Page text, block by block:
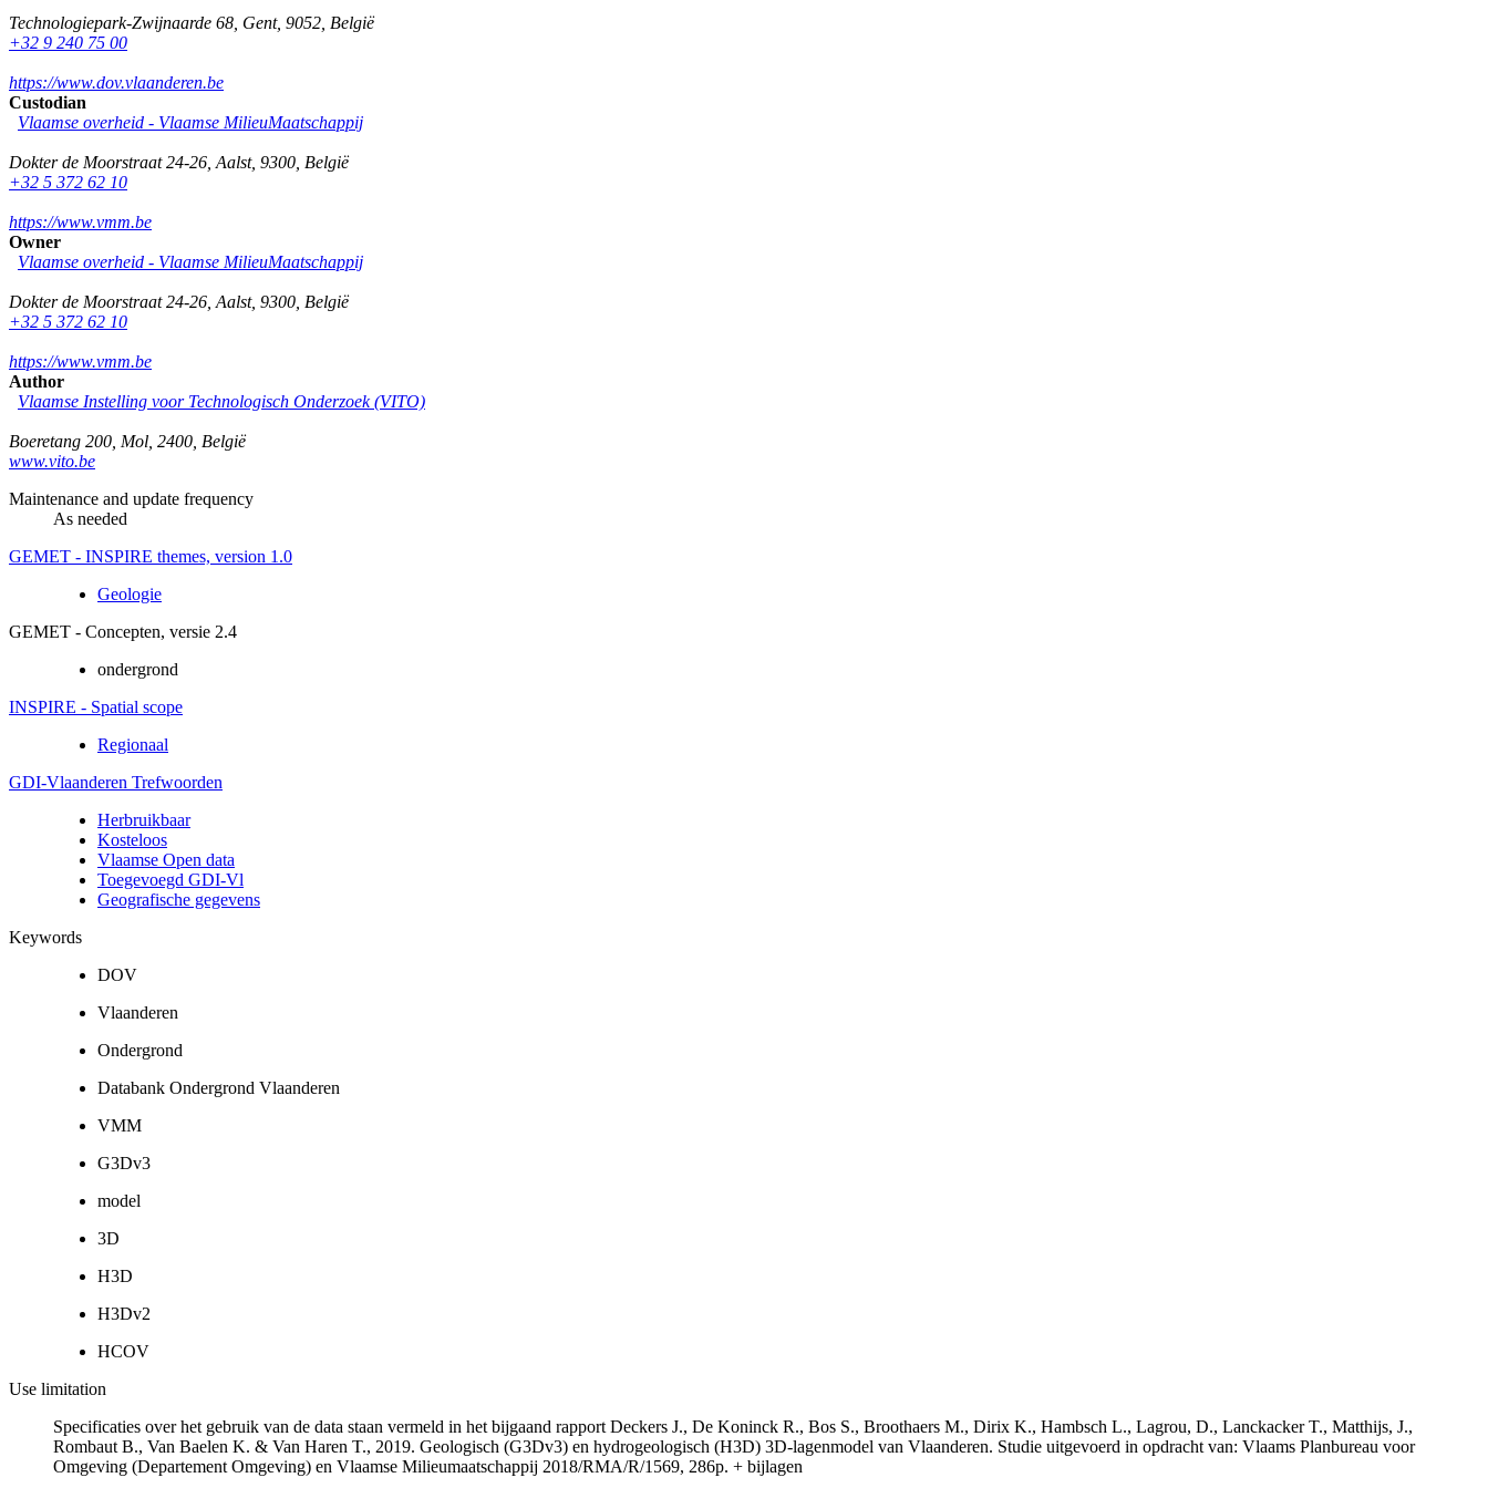
Technologiepark-Zwijnaarde 68 Gent, 9052 België
+32 9 240 75 00
https://www.dov.vlaanderen.be
Custodian
Vlaamse overheid - Vlaamse MilieuMaatschappij
Dokter de Moorstraat 24-26 Aalst, 9300 België
+32 5 372 62 10
https://www.vmm.be
Owner
Vlaamse overheid - Vlaamse MilieuMaatschappij
Dokter de Moorstraat 24-26 Aalst, 9300 België
+32 5 372 62 10
https://www.vmm.be
Author
Vlaamse Instelling voor Technologisch Onderzoek (VITO)
Boeretang 200 Mol 2400 België
www.vito.be
Maintenance and update frequency
As needed
GEMET - INSPIRE themes, version 1.0
Geologie
GEMET - Concepten, versie 2.4
ondergrond
INSPIRE - Spatial scope
Regionaal
GDI-Vlaanderen Trefwoorden
Herbruikbaar
Kosteloos
Vlaamse Open data
Toegevoegd GDI-Vl
Geografische gegevens
Keywords
DOV
Vlaanderen
Ondergrond
Databank Ondergrond Vlaanderen
VMM
G3Dv3
model
3D
H3D
H3Dv2
HCOV
Use limitation
Specificaties over het gebruik van de data staan vermeld in het bijgaand rapport Deckers J., De Koninck R., Bos S., Broothaers M., Dirix K., Hambsch L., Lagrou, D., Lanckacker T., Matthijs, J.,
Rombaut B., Van Baelen K. & Van Haren T., 2019. Geologisch (G3Dv3) en hydrogeologisch (H3D) 3D-lagenmodel van Vlaanderen. Studie uitgevoerd in opdracht van: Vlaams Planbureau voor
Omgeving (Departement Omgeving) en Vlaamse Milieumaatschappij 2018/RMA/R/1569, 286p. + bijlagen